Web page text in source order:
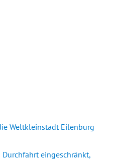
Weltkleinstadt Eilenburg
eingeschränkt,